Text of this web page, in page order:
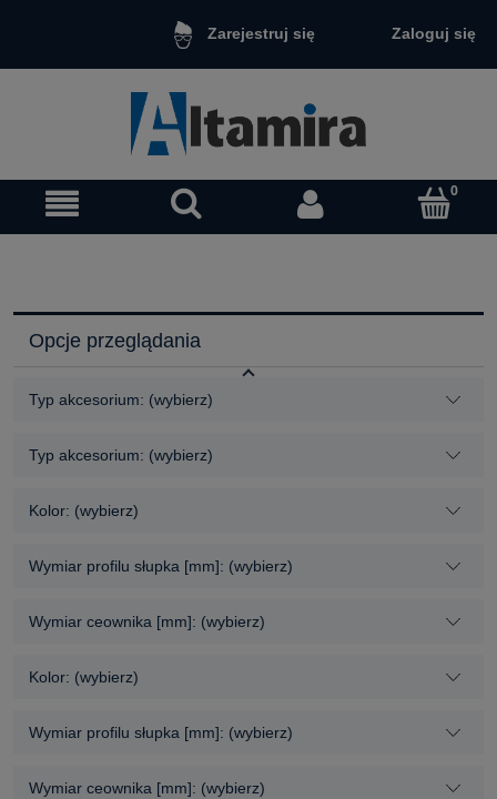
Zarejestruj się Zaloguj się
Opcje przeglądania
Typ akcesorium: (wybierz)
Typ akcesorium: (wybierz)
Kolor: (wybierz)
Wymiar profilu słupka [mm]: (wybierz)
Wymiar ceownika [mm]: (wybierz)
Kolor: (wybierz)
Wymiar profilu słupka [mm]: (wybierz)
Wymiar ceownika [mm]: (wybierz)